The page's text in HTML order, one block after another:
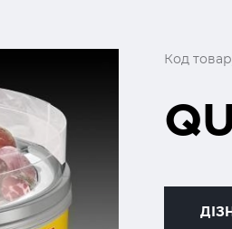
Код